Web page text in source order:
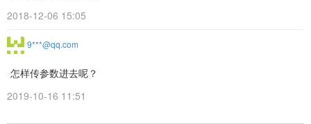
2018-12-06 15:05
9***@qq.com
怎样传参数进去呢？
2019-10-16 11:51